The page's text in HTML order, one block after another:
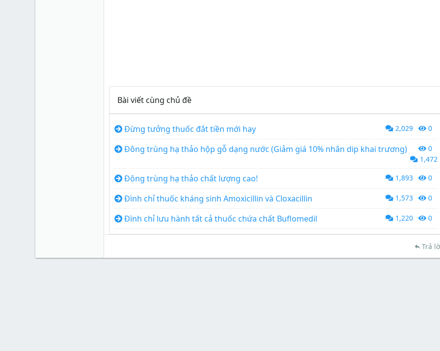
Bài viết cùng chủ đề
Đừng tưởng thuốc đắt tiền mới hay 0
2,029
Đông trùng hạ thảo hộp gỗ dạng nước (Giảm giá 10% nhân dip khai trương)
0
1,472
Đông trùng hạ thảo chất lượng cao! 0
1,893
Đình chỉ thuốc kháng sinh Amoxicillin và Cloxacillin 0
1,573
Đình chỉ lưu hành tất cả thuốc chứa chất Buflomedil 0
1,220
Trả